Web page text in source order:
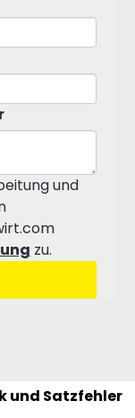
und
zu.
und Satzfehler